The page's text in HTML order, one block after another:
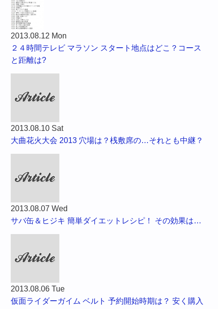
2013.08.12 Mon
２４時間テレビ マラソン スタート地点はどこ？コース
と距離は?
2013.08.10 Sat
大曲花火大会 2013 穴場は？桟敷席の…それとも中継？
2013.08.07 Wed
サバ缶＆ヒジキ 簡単ダイエットレシピ！ その効果は…
2013.08.06 Tue
仮面ライダーガイム ベルト 予約開始時期は？ 安く購入